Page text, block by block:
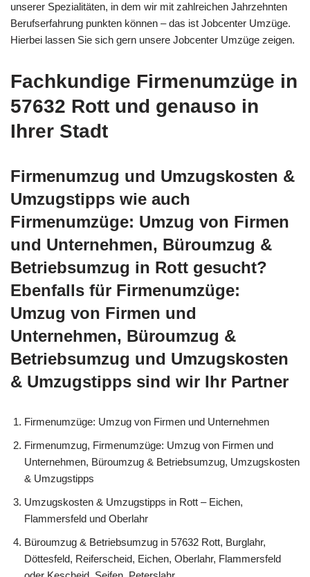
unserer Spezialitäten, in dem wir mit zahlreichen Jahrzehnten
Berufserfahrung punkten können – das ist Jobcenter Umzüge.
Hierbei lassen Sie sich gern unsere Jobcenter Umzüge zeigen.
Fachkundige Firmenumzüge in
57632 Rott und genauso in
Ihrer Stadt
Firmenumzug und Umzugskosten &
Umzugstipps wie auch
Firmenumzüge: Umzug von Firmen
und Unternehmen, Büroumzug &
Betriebsumzug in Rott gesucht?
Ebenfalls für Firmenumzüge:
Umzug von Firmen und
Unternehmen, Büroumzug &
Betriebsumzug und Umzugskosten
& Umzugstipps sind wir Ihr Partner
Firmenumzüge: Umzug von Firmen und Unternehmen
Firmenumzug, Firmenumzüge: Umzug von Firmen und
Unternehmen, Büroumzug & Betriebsumzug, Umzugskosten
& Umzugstipps
Umzugskosten & Umzugstipps in Rott – Eichen,
Flammersfeld und Oberlahr
Büroumzug & Betriebsumzug in 57632 Rott, Burglahr,
Döttesfeld, Reiferscheid, Eichen, Oberlahr, Flammersfeld